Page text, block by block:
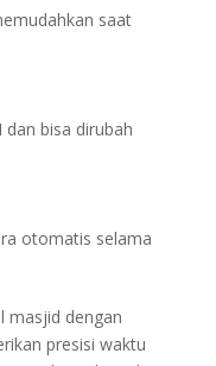
saat
dan bisa dirubah
otomatis selama
masjid dengan
presisi waktu